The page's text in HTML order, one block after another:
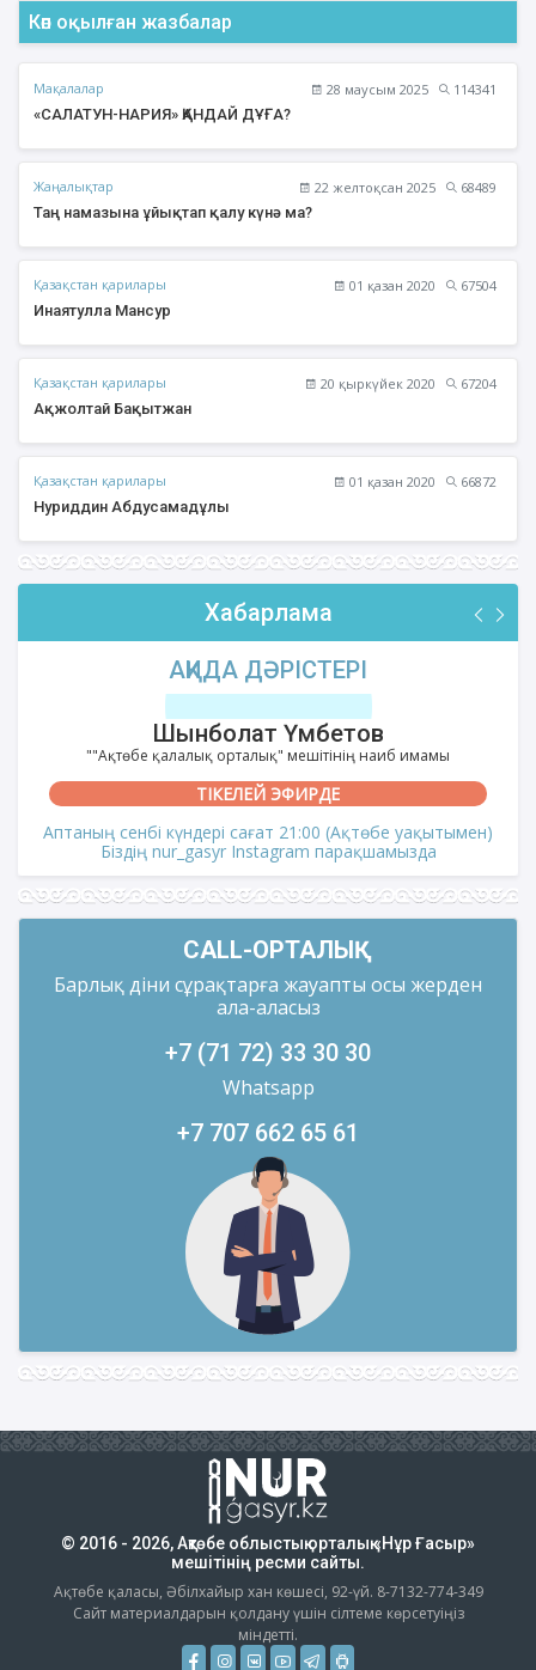
Көп оқылған жазбалар
Мақалалар 28 маусым 2025
114341
«САЛАТУН-НАРИЯ» ҚАНДАЙ ДҰҒА?
Жаңалықтар 22 желтоқсан 2025
68489
Таң намазына ұйықтап қалу күнә ма?
Қазақстан қарилары 01 қазан 2020
67504
Инаятулла Мансур
Қазақстан қарилары 20 қыркүйек 2020
67204
Ақжолтай Бақытжан
Қазақстан қарилары 01 қазан 2020
66872
Нуриддин Абдусамадұлы
Хабарлама
АҚИДА ДӘРІСТЕРІ
Шынболат Үмбетов
""Ақтөбе қалалық орталық" мешітінің наиб имамы
ТІКЕЛЕЙ ЭФИРДЕ
Аптаның сенбі күндері сағат 21:00 (Ақтөбе уақытымен)
Біздің nur_gasyr Instagram парақшамызда
CALL-ОРТАЛЫҚ
Барлық діни сұрақтарға жауапты осы жерден
ала-аласыз
+7 (71 72) 33 30 30
Whatsapp
+7 707 662 65 61
© 2016 - 2026, Ақтөбе облыстық орталық «Нұр Ғасыр»
мешітінің ресми сайты.
Ақтөбе қаласы, Әбілхайыр хан көшесі, 92-үй. 8-7132-774-349
Сайт материалдарын қолдану үшін сілтеме көрсетуіңіз
міндетті.